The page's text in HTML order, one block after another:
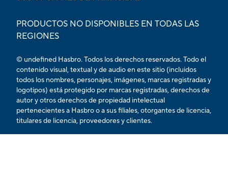
PRODUCTOS NO DISPONIBLES EN TODAS LAS
REGIONES
© undefined Hasbro. Todos los derechos reservados. Todo el
contenido visual, textual y de audio en este sitio (incluidos
todos los nombres, personajes, imágenes, marcas registradas y
logotipos) está protegido por marcas registradas, derechos de
autor y otros derechos de propiedad intelectual
pertenecientes a Hasbro o a sus filiales, otorgantes de licencia,
titulares de licencia, proveedores y clientes.